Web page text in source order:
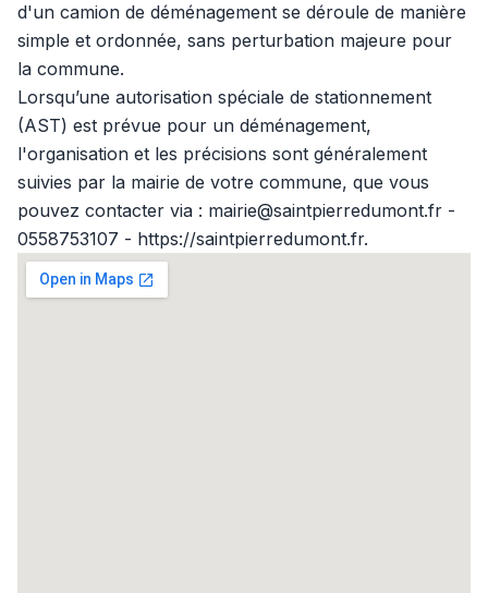
d'un camion de déménagement se déroule de manière
simple et ordonnée, sans perturbation majeure pour
la commune.
Lorsqu’une autorisation spéciale de stationnement
(AST) est prévue pour un déménagement,
l'organisation et les précisions sont généralement
suivies par la mairie de votre commune, que vous
pouvez contacter via : mairie@saintpierredumont.fr -
0558753107 - https://saintpierredumont.fr.